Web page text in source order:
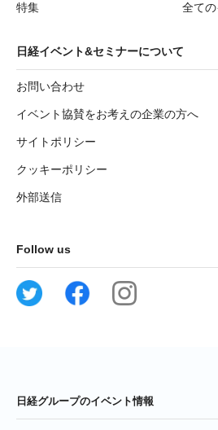
特集
全ての
日経イベント&セミナーについて
お問い合わせ
イベント協賛をお考えの企業の方へ
サイトポリシー
クッキーポリシー
外部送信
Follow us
日経グループのイベント情報